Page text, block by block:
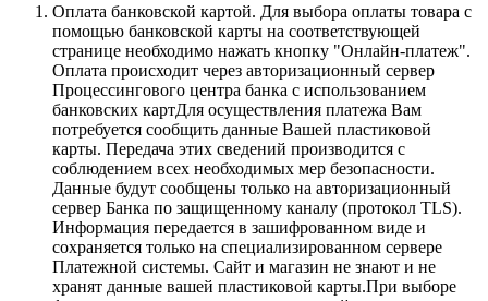
Оплата банковской картой. Для выбора оплаты товара с
помощью банковской карты на соответствующей
странице необходимо нажать кнопку "Онлайн-платеж".
Оплата происходит через авторизационный сервер
Процессингового центра банка с использованием
банковских картДля осуществления платежа Вам
потребуется сообщить данные Вашей пластиковой
карты. Передача этих сведений производится с
соблюдением всех необходимых мер безопасности.
Данные будут сообщены только на авторизационный
сервер Банка по защищенному каналу (протокол TLS).
Информация передается в зашифрованном виде и
сохраняется только на специализированном сервере
Платежной системы. Сайт и магазин не знают и не
хранят данные вашей пластиковой карты.При выборе